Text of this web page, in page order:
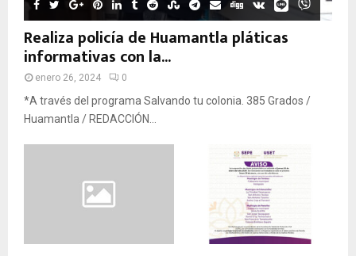
Realiza policía de Huamantla pláticas
informativas con la...
enero 26, 2024 0
*A través del programa Salvando tu colonia. 385 Grados /
Huamantla / REDACCIÓN...